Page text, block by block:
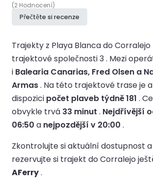
(2 Hodnocení)
Přečtěte si recenze
Trajekty z Playa Blanca do
trajektové společnosti 3 . Mezi
i Balearia Canarias, Fred Olsen a
Armas. Na této trajektové trase je
dispozici počet plaveb týdně 181 .
obvykle trvá 33 minut . Nejdřívější
06:50 a nejpozdější v 20:00 .
Zkontrolujte si aktuální dostupnost a
rezervujte si trajekt do Corralejo
AFerry.